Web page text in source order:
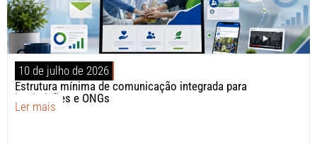
10 de julho de 2026
Estrutura mínima de comunicação integrada para
instituições e ONGs
Ler mais